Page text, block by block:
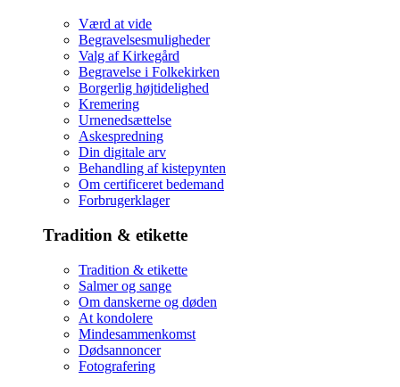
Værd at vide
Begravelsesmuligheder
Valg af Kirkegård
Begravelse i Folkekirken
Borgerlig højtidelighed
Kremering
Urnenedsættelse
Askespredning
Din digitale arv
Behandling af kistepynten
Om certificeret bedemand
Forbrugerklager
Tradition & etikette
Tradition & etikette
Salmer og sange
Om danskerne og døden
At kondolere
Mindesammenkomst
Dødsannoncer
Fotografering